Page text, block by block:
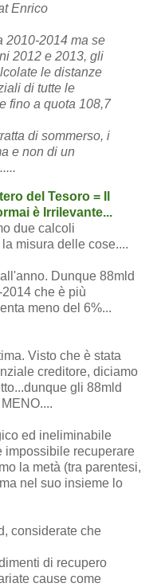
Enrico
2010-2014 ma se
2012 e 2013, gli
le distanze
di tutte le
fino a quota 108,7
di sommerso, i
e non di un
del Tesoro = Il
è Irrilevante...
due calcoli
misura delle cose....
Dunque 88mld
che è più
meno del 6%...
Visto che è stata
creditore, diciamo
gli 88mld
ed ineliminabile
impossibile recuperare
la metà (tra parentesi,
nel suo insieme lo
considerate che
di recupero
cause come